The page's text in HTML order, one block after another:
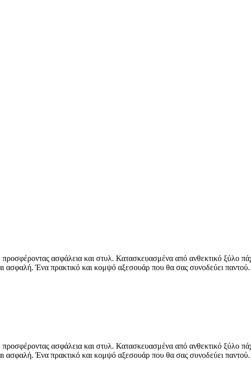
ασφάλεια και στυλ. Κατασκευασμένα από ανθεκτικό ξύλο
ασφαλή. Ένα πρακτικό και κομψό αξεσουάρ που θα σας συνοδεύει παντού.
ασφάλεια και στυλ. Κατασκευασμένα από ανθεκτικό ξύλο
ασφαλή. Ένα πρακτικό και κομψό αξεσουάρ που θα σας συνοδεύει παντού.